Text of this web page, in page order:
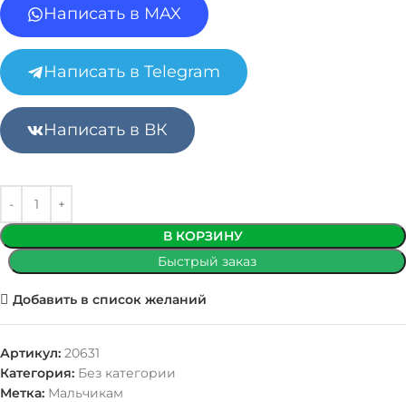
Написать в MAX
Написать в Telegram
Написать в ВК
В КОРЗИНУ
Быстрый заказ
Добавить в список желаний
Артикул: 20631
Категория: Без категории
Метка: Мальчикам